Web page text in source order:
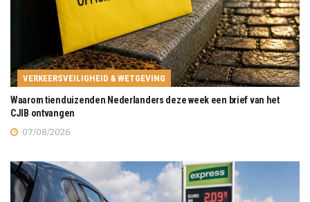
VERKEERSVEILIGHEID & WETGEVING
Waarom tienduizenden Nederlanders deze week een brief van het
CJIB ontvangen
07/08/2026